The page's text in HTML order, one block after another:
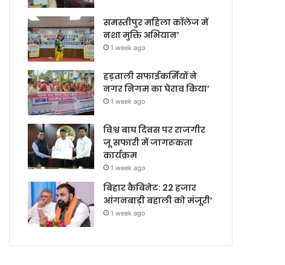
समस्तीपुर महिला कॉलेज में
नशा मुक्ति अभियान’
1 week ago
हड़ताली सफाईकर्मियों ने
नगर निगम का घेराव किया’
1 week ago
विश्व बाघ दिवस पर राजगीर
जू सफारी में जागरूकता
कार्यक्रम
1 week ago
बिहार कैबिनेट: 22 हजार
आंगनबाड़ी बहाली को मंजूरी’
1 week ago